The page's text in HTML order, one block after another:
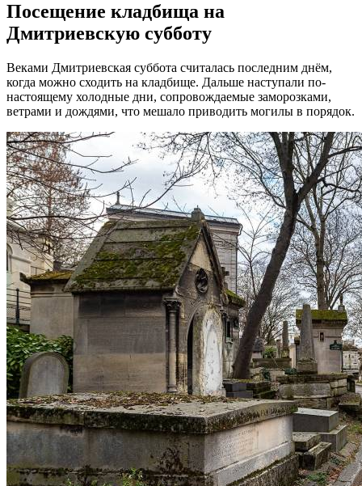
Посещение кладбища на
Дмитриевскую субботу
Веками Дмитриевская суббота считалась последним днём,
когда можно сходить на кладбище. Дальше наступали по-
настоящему холодные дни, сопровождаемые заморозками,
ветрами и дождями, что мешало приводить могилы в порядок.